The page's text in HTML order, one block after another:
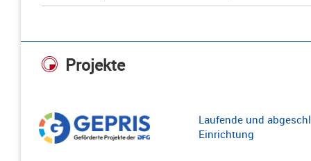
Projekte
Laufende und
Einrichtung